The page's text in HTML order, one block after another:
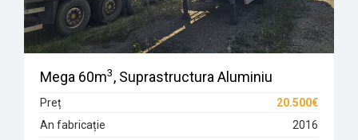
Mega 60m3, Suprastructura Aluminiu
Preț
20.500€
An fabricație
2016